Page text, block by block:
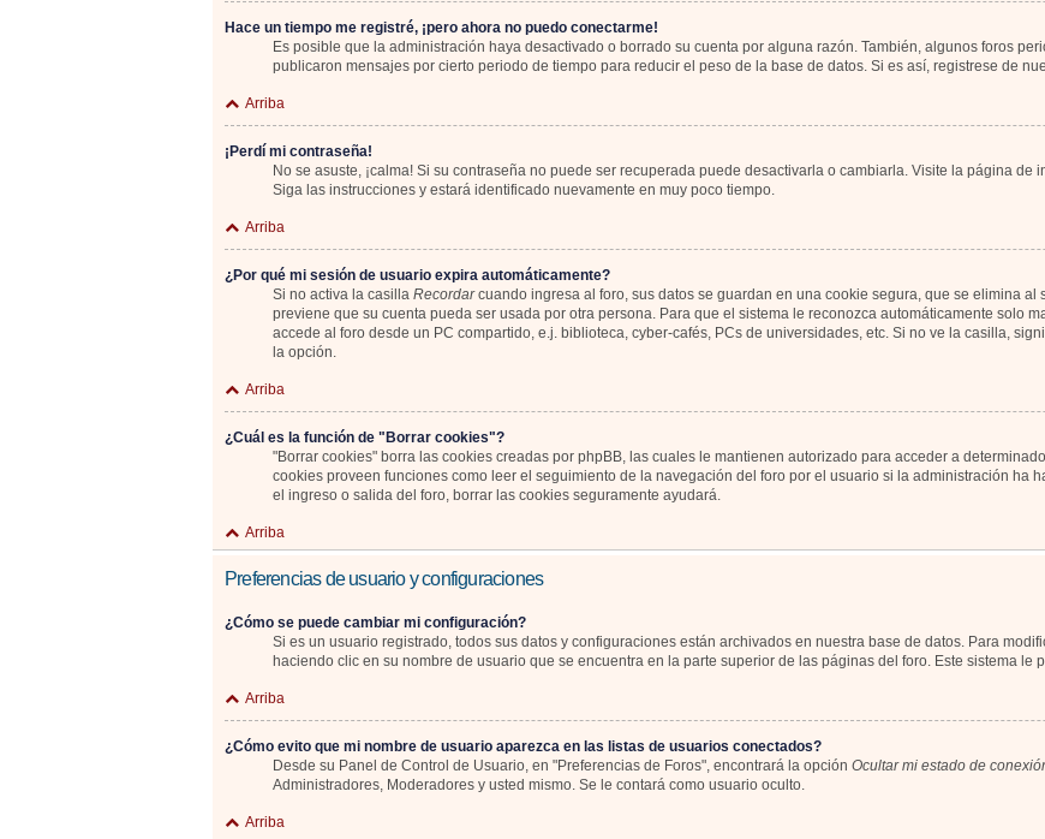
Hace un tiempo me registré, ¡pero ahora no puedo conectarme!
Es posible que la administración haya desactivado o borrado su cuenta por alguna razón. También, algunos foros
publicaron mensajes por cierto periodo de tiempo para reducir el peso de la base de datos. Si es así, registrese de
Arriba
¡Perdí mi contraseña!
No se asuste, ¡calma! Si su contraseña no puede ser recuperada puede desactivarla o cambiarla. Visite la página de
Siga las instrucciones y estará identificado nuevamente en muy poco tiempo.
Arriba
¿Por qué mi sesión de usuario expira automáticamente?
Si no activa la casilla Recordarcuando ingresa al foro, sus datos se guardan en una cookie segura, que se elimina al
previene que su cuenta pueda ser usada por otra persona. Para que el sistema le reconozca automáticamente solo
accede al foro desde un PC compartido, e.j. biblioteca, cyber-cafés, PCs de universidades, etc. Si no ve la casilla,
la opción.
Arriba
¿Cuál es la función de "Borrar cookies"?
"Borrar cookies" borra las cookies creadas por phpBB, las cuales le mantienen autorizado para acceder a
cookies proveen funciones como leer el seguimiento de la navegación del foro por el usuario si la administración ha
el ingreso o salida del foro, borrar las cookies seguramente ayudará.
Arriba
Preferencias de usuario y configuraciones
¿Cómo se puede cambiar mi configuración?
Si es un usuario registrado, todos sus datos y configuraciones están archivados en nuestra base de datos. Para
haciendo clic en su nombre de usuario que se encuentra en la parte superior de las páginas del foro. Este sistema le
Arriba
¿Cómo evito que mi nombre de usuario aparezca en las listas de usuarios conectados?
Desde su Panel de Control de Usuario, en "Preferencias de Foros", encontrará la opción Ocultar mi estado de
Administradores, Moderadores y usted mismo. Se le contará como usuario oculto.
Arriba